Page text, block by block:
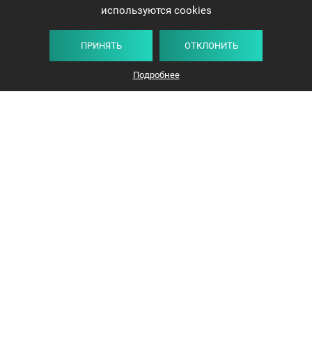
Плитка Карта Список
используются cookies
ПРИНЯТЬ ОТКЛОНИТЬ
Подробнее